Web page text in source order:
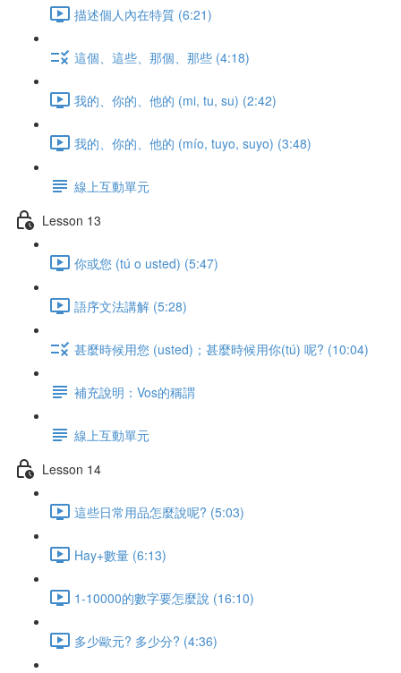
描述個人內在特質 (6:21)
這個、這些、那個、那些 (4:18)
我的、你的、他的 (mi, tu, su) (2:42)
我的、你的、他的 (mío, tuyo, suyo) (3:48)
線上互動單元
Lesson 13
你或您 (tú o usted) (5:47)
語序文法講解 (5:28)
甚麼時候用您 (usted)；甚麼時候用你(tú) 呢? (10:04)
補充說明：Vos的稱謂
線上互動單元
Lesson 14
這些日常用品怎麼說呢? (5:03)
Hay+數量 (6:13)
1-10000的數字要怎麼說 (16:10)
多少歐元? 多少分? (4:36)